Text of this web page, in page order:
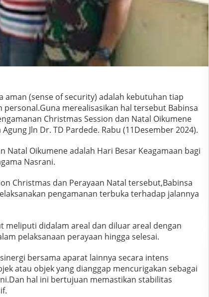
aman (sense of security) adalah kebutuhan tiap
merealisasikan hal tersebut Babinsa
Christmas Session dan Natal Oikumene
Jln Dr. TD Pardede. Rabu (11Desember 2024).
Natal Oikumene adalah Hari Besar Keagamaan bagi
Nasrani.
Christmas dan Perayaan Natal tersebut,Babinsa
pengamanan terbuka terhadap jalannya
meliputi didalam areal dan diluar areal dengan
pelaksanaan perayaan hingga selesai.
bersama aparat lainnya secara intens
atau objek yang dianggap mencurigakan sebagai
hal ini bertujuan memastikan stabilitas